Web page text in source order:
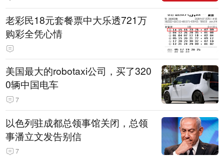
老彩民18元套餐票中大乐透721万
购彩全凭心情
美国最大的robotaxi公司，买了320
0辆中国电车
7
以色列驻成都总领事馆关闭，总领
事潘立文发告别信
7